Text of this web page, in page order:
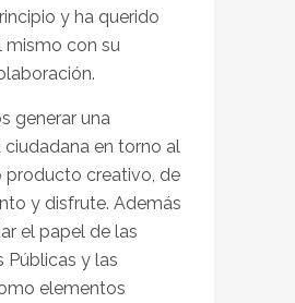
y ha querido
mismo con su
generar una
ciudadana en torno al
producto creativo, de
y disfrute. Además
el papel de las
Públicas y las
elementos